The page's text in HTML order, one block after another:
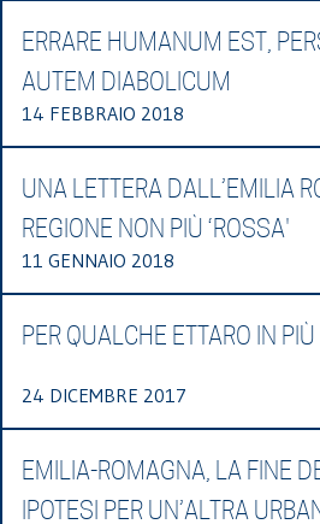
ERRARE HUMANUM EST,
AUTEM DIABOLICUM
14 FEBBRAIO 2018
UNA LETTERA DALL’EMILIA
REGIONE NON PIÙ ‘ROSSA'
11 GENNAIO 2018
PER QUALCHE ETTARO IN PIÙ
24 DICEMBRE 2017
EMILIA-ROMAGNA, LA FINE
IPOTESI PER UN’ALTRA